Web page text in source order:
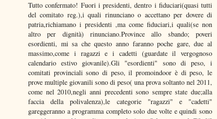
Tutto confermato! Fuori i presidenti, dentro i fiduciari(quasi tutti
del comitato reg.),i quali rinunciano o accettano per dovere di
patria,richiamano i presidenti ,ma come fiduciari,i quali(se non
altro per dignità) rinunciano.Province allo sbando; poveri
esordienti, mi sa che questo anno faranno poche gare, due al
massimo,come i ragazzi e i cadetti (guardate il vergognoso
calendario estivo giovanile).Gli "esordienti" sono di peso, i
comitati provinciali sono di peso, il promoindoor è di peso, le
prove multiple giovanili sono di peso( una prova soltanto nel 2011,
come nel 2010,negli anni precedenti sono sempre state due;alla
faccia della polivalenza),le categorie "ragazzi" e "cadetti"
gareggeranno a programma completo solo due volte e quindi sono